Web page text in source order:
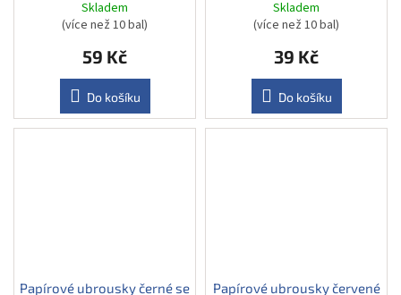
Skladem
(více než 10 bal)
59 Kč
Do košíku
Skladem
(více než 10 bal)
39 Kč
Do košíku
Papírové ubrousky černé se
Papírové ubrousky červené